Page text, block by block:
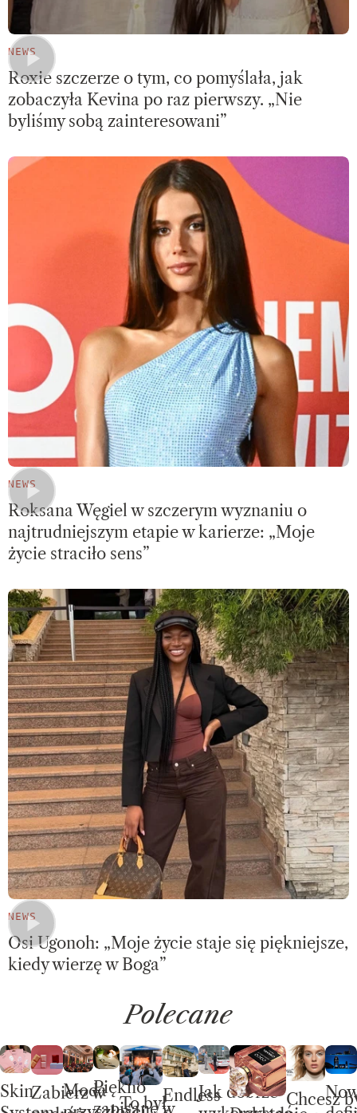
NEWS
Roxie szczerze o tym, co pomyślała, jak
zobaczyła Kevina po raz pierwszy. „Nie
byliśmy sobą zainteresowani”
NEWS
Roksana Węgiel w szczerym wyznaniu o
najtrudniejszym etapie w karierze: „Moje
życie straciło sens”
NEWS
Osi Ugonoh: „Moje życie staje się piękniejsze,
kiedy wierzę w Boga”
Polecane
SkinZabierz w
ModaPiękno
zapisane w
To byłEndlessJak dobrze Chcesz